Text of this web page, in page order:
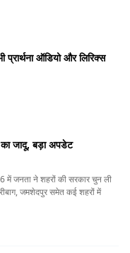
प्रार्थना ऑडियो और लिरिक्स
जादू, बड़ा अपडेट
में जनता ने शहरों की सरकार चुन ली
जमशेदपुर समेत कई शहरों में